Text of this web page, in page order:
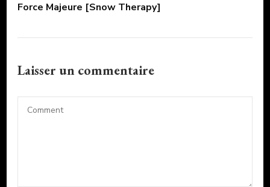
Force Majeure [Snow Therapy]
Laisser un commentaire